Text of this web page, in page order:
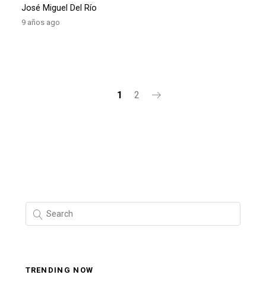
José Miguel Del Río
9 años ago
1 2
TRENDING NOW